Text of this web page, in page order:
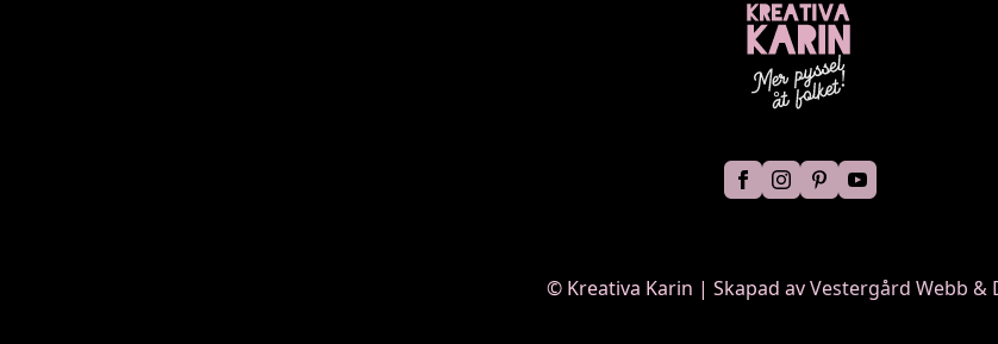
© Kreativa Karin | Skapad avVestergård Webb &